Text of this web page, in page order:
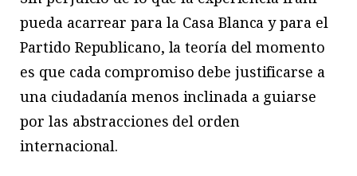
pueda acarrear para la Casa Blanca y para el
Partido Republicano, la teoría del momento
es que cada compromiso debe justificarse a
una ciudadanía menos inclinada a guiarse
por las abstracciones del orden
internacional.